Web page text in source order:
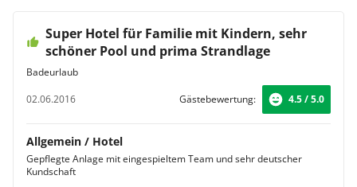
Super Hotel für Familie mit Kindern, sehr
schöner Pool und prima Strandlage
Badeurlaub
02.06.2016
Gästebewertung: 4.5 / 5.0
Allgemein / Hotel
Gepflegte Anlage mit eingespieltem Team und sehr deutscher
Kundschaft